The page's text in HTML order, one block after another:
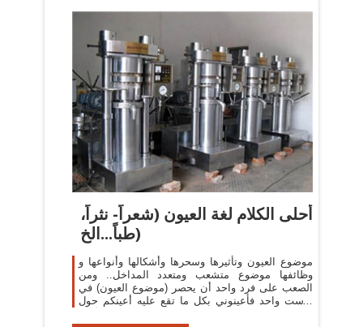
أحلى الكلام لغة العيون (شعراً- نثراً،
طباً...الخ)
موضوع العيون وتأثيرها وسحرها وأشكالها وأنواعها و
وظائفها موضوع متشعب ومتعدد المداخل.. ومن
الصعب على فرد واحد أن يحصر (موضوع العيون) في
بوست واحد فأعينوني بكل ما تقع عليه أعينكم حول